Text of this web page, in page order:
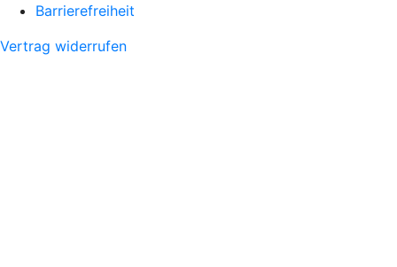
Barrierefreiheit
Vertrag widerrufen